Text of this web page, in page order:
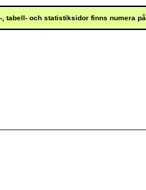
tabell- och statistiksidor finns numera på